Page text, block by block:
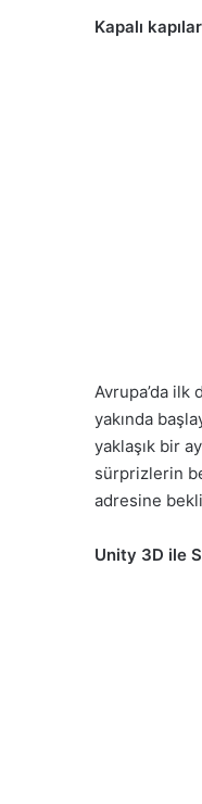
Kapalı
Avrupa’da ilk
yakında
yaklaşık bir
sürprizlerin
adresine
Unity 3D ile